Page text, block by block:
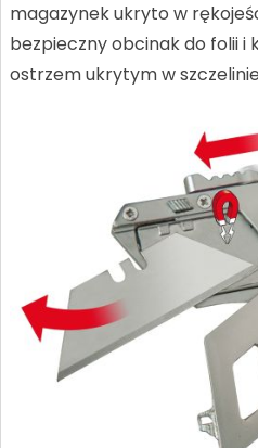
magazynek ukryto w
bezpieczny obcinak do folii
ostrzem ukrytym w